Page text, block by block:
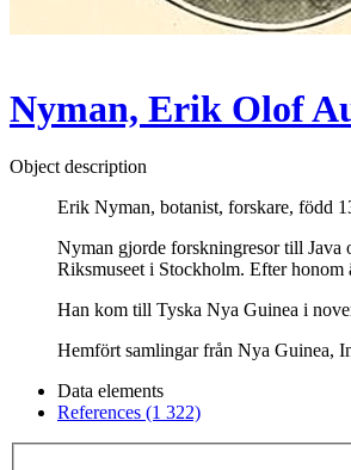
Nyman, Erik Olof
Object description
Erik Nyman, botanist, forskare, född
Nyman gjorde forskningresor till Java
Riksmuseet i Stockholm. Efter
Han kom till Tyska Nya Guinea i
Hemfört samlingar från Nya Guinea,
Data elements
References (1 322)